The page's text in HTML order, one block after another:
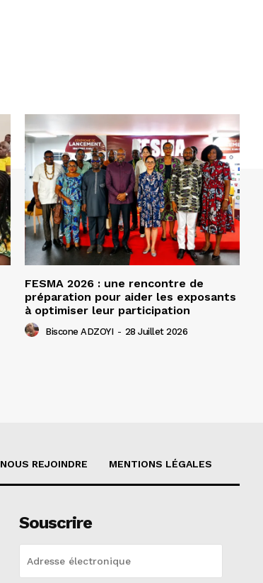
FESMA 2026 : une rencontre de
préparation pour aider les exposants
à optimiser leur participation
Biscone ADZOYI - 28 Juillet 2026
NOUS REJOINDRE MENTIONS LÉGALES
Souscrire